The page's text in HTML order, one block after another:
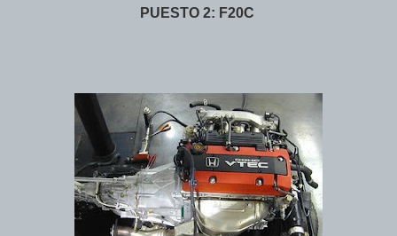
PUESTO 2: F20C